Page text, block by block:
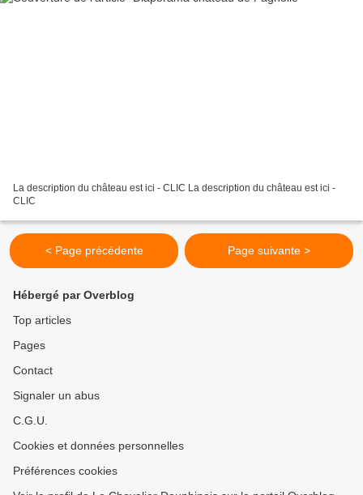
La description du château est ici - CLIC La description du château est ici -
CLIC
< Page précédente Page suivante >
Hébergé par Overblog
Top articles
Pages
Contact
Signaler un abus
C.G.U.
Cookies et données personnelles
Préférences cookies